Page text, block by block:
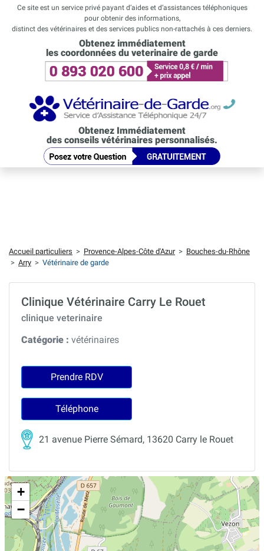
Ce site est un service privé payant d’aides et d’assistances téléphoniques
pour obtenir des informations,
distinct des vétérinaires et des services publics non-rattachés à ces derniers.
Obtenez immédiatement
les coordonnées du veterinaire de garde
Obtenez Immédiatement
des conseils vétérinaires personnalisés.
Accueil particuliers > Provence-Alpes-Côte d'Azur> Bouches-du-Rhône
> Arry > Vétérinaire de garde
Clinique Vétérinaire Carry Le Rouet
clinique veterinaire
Catégorie : vétérinaires
Prendre RDV
Téléphone
21 avenue Pierre Sémard, 13620 Carry le Rouet
+
−